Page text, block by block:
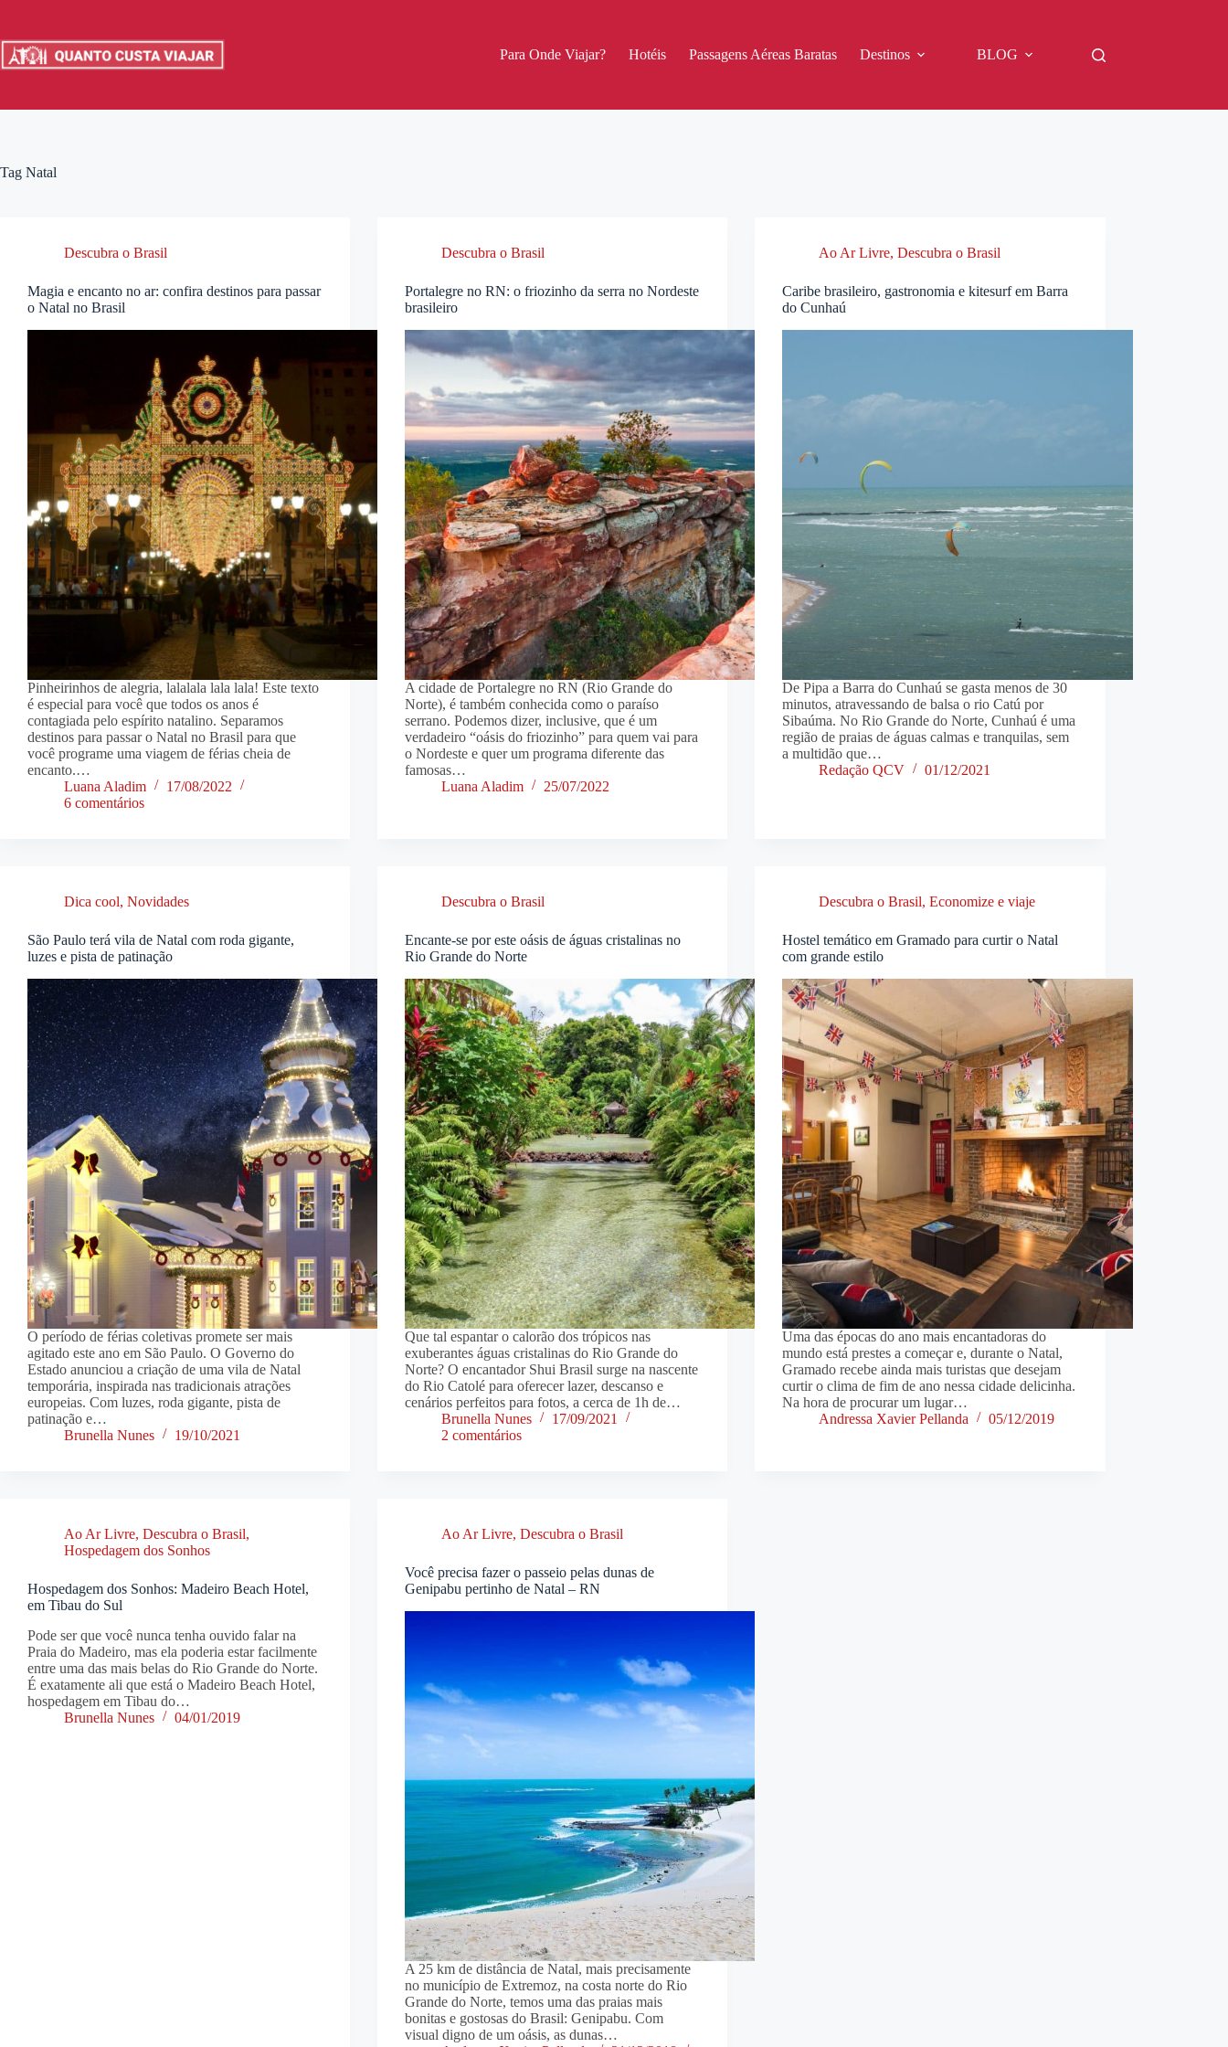
o
conteúdo
Para Onde Viajar? Hotéis Passagens Aéreas Baratas Destinos BLOG
Tag Natal
Descubra o Brasil
Magia e encanto no ar: confira destinos para passar
o Natal no Brasil
Pinheirinhos de alegria, lalalala lala lala! Este texto
é especial para você que todos os anos é
contagiada pelo espírito natalino. Separamos
destinos para passar o Natal no Brasil para que
você programe uma viagem de férias cheia de
encanto.…
Luana Aladim
17/08/2022
6 comentários
Descubra o Brasil
Portalegre no RN: o friozinho da serra no Nordeste
brasileiro
A cidade de Portalegre no RN (Rio Grande do
Norte), é também conhecida como o paraíso
serrano. Podemos dizer, inclusive, que é um
verdadeiro “oásis do friozinho” para quem vai para
o Nordeste e quer um programa diferente das
famosas…
Luana Aladim
25/07/2022
Ao Ar Livre,Descubra o Brasil
Caribe brasileiro, gastronomia e kitesurf em Barra
do Cunhaú
De Pipa a Barra do Cunhaú se gasta menos de 30
minutos, atravessando de balsa o rio Catú por
Sibaúma. No Rio Grande do Norte, Cunhaú é uma
região de praias de águas calmas e tranquilas, sem
a multidão que…
Redação QCV
01/12/2021
Dica cool, Novidades
São Paulo terá vila de Natal com roda gigante,
luzes e pista de patinação
O período de férias coletivas promete ser mais
agitado este ano em São Paulo. O Governo do
Estado anunciou a criação de uma vila de Natal
temporária, inspirada nas tradicionais atrações
europeias. Com luzes, roda gigante, pista de
patinação e…
Brunella Nunes
19/10/2021
Descubra o Brasil
Encante-se por este oásis de águas cristalinas no
Rio Grande do Norte
Que tal espantar o calorão dos trópicos nas
exuberantes águas cristalinas do Rio Grande do
Norte? O encantador Shui Brasil surge na nascente
do Rio Catolé para oferecer lazer, descanso e
cenários perfeitos para fotos, a cerca de 1h de…
Brunella Nunes
17/09/2021
2 comentários
Descubra o Brasil,Economize e viaje
Hostel temático em Gramado para curtir o Natal
com grande estilo
Uma das épocas do ano mais encantadoras do
mundo está prestes a começar e, durante o Natal,
Gramado recebe ainda mais turistas que desejam
curtir o clima de fim de ano nessa cidade delicinha.
Na hora de procurar um lugar…
Andressa Xavier Pellanda
05/12/2019
Ao Ar Livre, Descubra o Brasil,
Hospedagem dos Sonhos
Hospedagem dos Sonhos: Madeiro Beach Hotel,
em Tibau do Sul
Pode ser que você nunca tenha ouvido falar na
Praia do Madeiro, mas ela poderia estar facilmente
entre uma das mais belas do Rio Grande do Norte.
É exatamente ali que está o Madeiro Beach Hotel,
hospedagem em Tibau do…
Brunella Nunes
04/01/2019
Ao Ar Livre,Descubra o Brasil
Você precisa fazer o passeio pelas dunas de
Genipabu pertinho de Natal – RN
A 25 km de distância de Natal, mais precisamente
no município de Extremoz, na costa norte do Rio
Grande do Norte, temos uma das praias mais
bonitas e gostosas do Brasil: Genipabu. Com
visual digno de um oásis, as dunas…